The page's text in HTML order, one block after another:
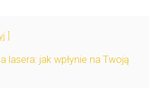
lasera: jak wpłynie na Twoją